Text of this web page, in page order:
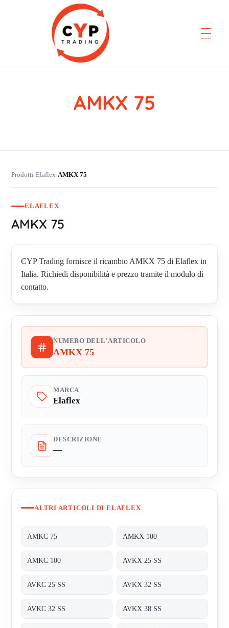
AMKX 75
Prodotti›Elaflex›AMKX 75
ELAFLEX
AMKX 75
CYP Trading fornisce il ricambio AMKX 75 di Elaflex in
Italia. Richiedi disponibilità e prezzo tramite il modulo di
contatto.
NUMERO DELL'ARTICOLO
AMKX 75
MARCA
Elaflex
DESCRIZIONE
—
ALTRI ARTICOLI DI ELAFLEX
AMKC 75 AMKX 100
AMKC 100 AVKX 25 SS
AVKC 25 SS AVKX 32 SS
AVKC 32 SS AVKX 38 SS